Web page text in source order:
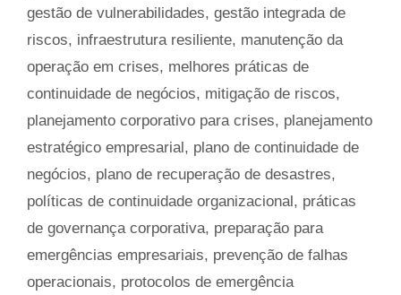
gestão de vulnerabilidades, gestão integrada de
riscos, infraestrutura resiliente, manutenção da
operação em crises, melhores práticas de
continuidade de negócios, mitigação de riscos,
planejamento corporativo para crises, planejamento
estratégico empresarial , plano de continuidade de
negócios, plano de recuperação de desastres,
políticas de continuidade organizacional , práticas
de governança corporativa, preparação para
emergências empresariais, prevenção de falhas
operacionais, protocolos de emergência